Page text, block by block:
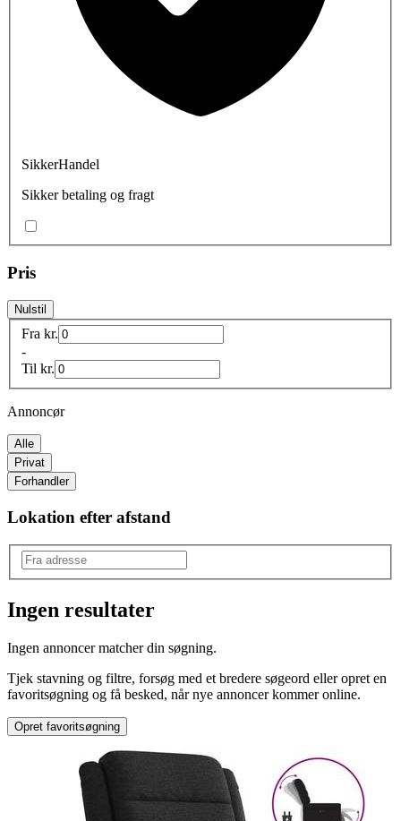
SikkerHandel
Sikker betaling og fragt
Pris
Nulstil
Fra kr.
-
Til kr.
Annoncør
Alle
Privat
Forhandler
Lokation efter afstand
Lænestol
Ingen resultater
Ingen annoncer matcher din søgning.
Tjek stavning og filtre, forsøg med et bredere søgeord eller opret en
favoritsøgning og få besked, når nye annoncer kommer online.
Opret favoritsøgning